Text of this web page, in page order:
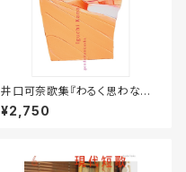
井口可奈歌集『わるく思わない
で』
¥2,750